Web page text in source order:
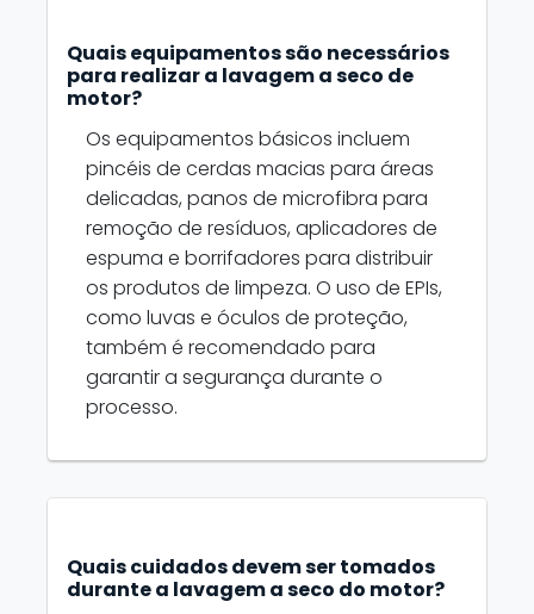
Quais equipamentos são necessários
para realizar a lavagem a seco de
motor?
Os equipamentos básicos incluem
pincéis de cerdas macias para áreas
delicadas, panos de microfibra para
remoção de resíduos, aplicadores de
espuma e borrifadores para distribuir
os produtos de limpeza. O uso de EPIs,
como luvas e óculos de proteção,
também é recomendado para
garantir a segurança durante o
processo.
Quais cuidados devem ser tomados
durante a lavagem a seco do motor?